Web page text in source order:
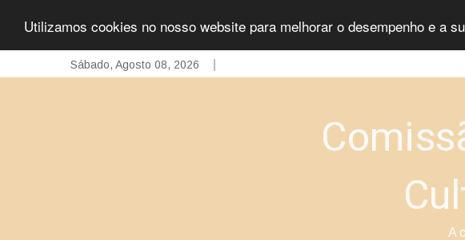
Utilizamos cookies no nosso website para melhorar o desempenho e a
to
Sábado, Agosto 08, 2026
A